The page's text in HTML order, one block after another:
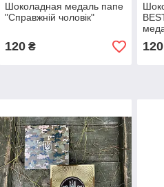
Шоколадная медаль папе
"Справжній чоловік"
120₴ 120